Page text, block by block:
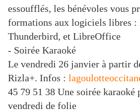
essoufflés, les bénévoles vous
formations aux logiciels libres
Thunderbird, et LibreOffice
- Soirée Karaoké
Le vendredi 26 janvier à partir
Rizla+. Infos :
45 79 51 38 Une soirée karaoké
vendredi de folie